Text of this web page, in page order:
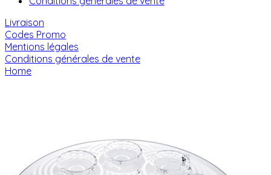
Livraison
Codes Promo
Mentions légales
Conditions générales de vente
Home